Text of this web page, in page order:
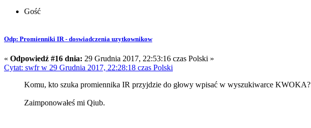
Gość
Odp: Promienniki IR - doswiadczenia uzytkownikow
« Odpowiedź #16 dnia: 29 Grudnia 2017, 22:53:16 czas Polski »
Cytat: swfr w 29 Grudnia 2017, 22:28:18 czas Polski
Komu, kto szuka promiennika IR przyjdzie do głowy wpisać w wyszukiwarce KWOKA?
Zaimponowałeś mi Qiub.